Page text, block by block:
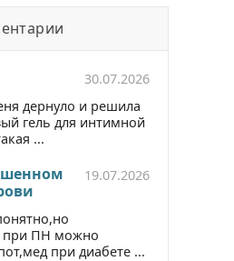
30.07.2026
дернуло и решила
гель для интимной
...
19.07.2026
при ПН можно
при диабете ...